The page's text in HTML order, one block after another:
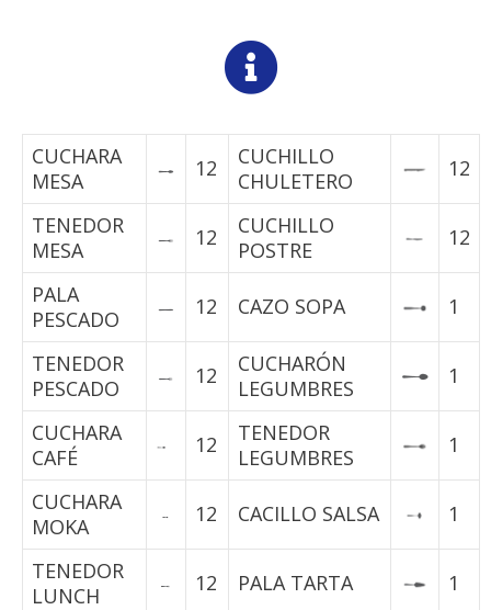
CUCHARA
MESA
12
CUCHILLO
CHULETERO
12
TENEDOR
MESA
12
CUCHILLO
POSTRE
12
PALA
PESCADO
12 CAZO SOPA 1
TENEDOR
PESCADO
12
CUCHARÓN
LEGUMBRES
1
CUCHARA
CAFÉ
12
TENEDOR
LEGUMBRES
1
CUCHARA
MOKA
12 CACILLO SALSA 1
TENEDOR
LUNCH
12 PALA TARTA 1